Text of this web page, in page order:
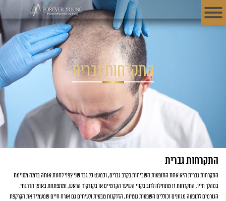
התקרחות גברית
התקרחות גברית
התקרחות גברית היא אחת התופעות השכיחות בקרב גברים, וכמעט כל גבר שני צפוי לחוות אותה ברמה מסוימת
במהלך חייו. התקרחות זו מתחילה לרוב בקווי השיער הקדמיים או בקודקוד הראש, ומתפתחת באופן הדרגתי.
הגורמים לתופעה מגוונים וכוללים השפעות גנטיות, הזדקנות טבעית ולעיתים גם אורח חיים שמעמיד את הקרקפת